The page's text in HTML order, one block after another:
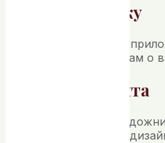
Оставьте заявку
Опишите вашу идею,
эскизы, расскажите нам о
Подбор варианта
Наши талантливые
предложат варианты